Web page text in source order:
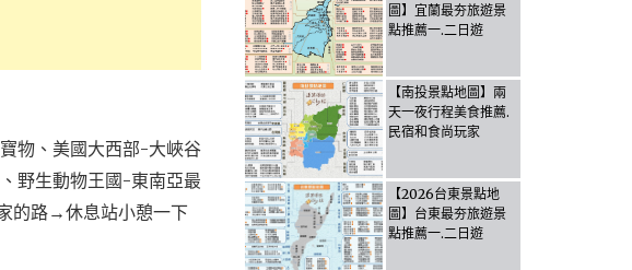
物、美國大西部-大峽谷
野生動物王國-東南亞最
的路→休息站小憩一下
圖】宜蘭最夯旅遊景
點推薦一.二日遊
【南投景點地圖】兩
天一夜行程美食推薦.
民宿和食尚玩家
【2026台東景點地
圖】台東最夯旅遊景
點推薦一.二日遊